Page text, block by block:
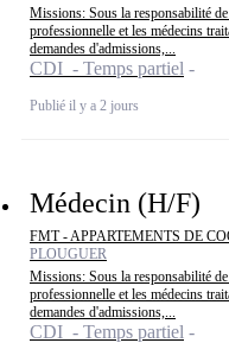
Missions: Sous la responsabilité
professionnelle et les médecins
demandes d'admissions,...
CDI - Temps partiel
Publié il y a 2 jours
Médecin (H/F)
FMT - APPARTEMENTS DE
PLOUGUER
Missions: Sous la responsabilité
professionnelle et les médecins
demandes d'admissions,...
CDI - Temps partiel